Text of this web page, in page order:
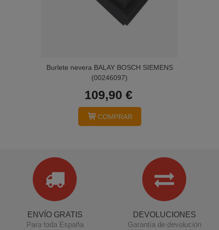
Burlete nevera BALAY BOSCH SIEMENS
(00246097)
109,90 €
COMPRAR
ENVÍO GRATIS
Para toda España
DEVOLUCIONES
Garantía de devolución